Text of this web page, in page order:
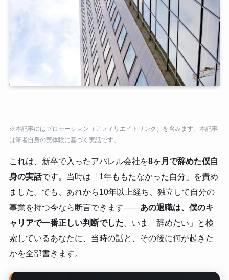
※本記事にはプロモーション（アフィリエイトリンク）を含みます。本記事
は筆者自身の実体験に基づく実話です。
これは、新卒で入ったアパレル会社を8ヶ月で辞めた僕自
身の実話です。当時は「1年ももたなかった自分」を責め
ました。でも、あれから10年以上経ち、独立して自分の
事業を持つ今なら断言できます——あの退職は、僕のキ
ャリアで一番正しい判断でした。いま「辞めたい」と検
索しているあなたに、当時の話と、その後に何が起きた
かを全部書きます。